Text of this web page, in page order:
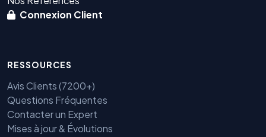
Connexion Client
RESSOURCES
Avis Clients (7200+)
Questions Fréquentes
Contacter un Expert
Mises à jour & Évolutions